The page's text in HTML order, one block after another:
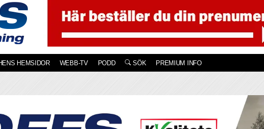
HEMSIDOR WEBB-TV PODD SÖK PREMIUM INFO